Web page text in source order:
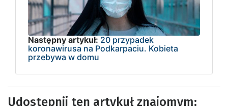
Następny artykuł: 20 przypadek
koronawirusa na Podkarpaciu. Kobieta
przebywa w domu
Udostępnij ten artykuł znajomym: